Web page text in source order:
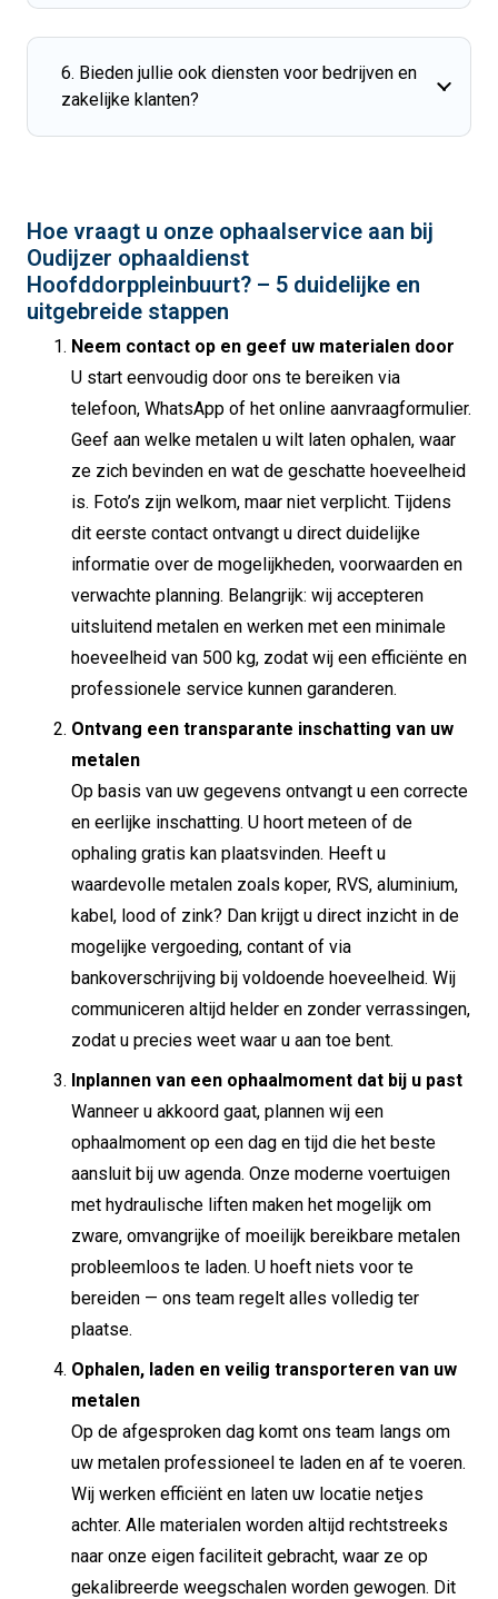
6. Bieden jullie ook diensten voor bedrijven en
zakelijke klanten?
Hoe vraagt u onze ophaalservice aan bij
Oudijzer ophaaldienst
Hoofddorppleinbuurt? – 5 duidelijke en
uitgebreide stappen
Neem contact op en geef uw materialen door
U start eenvoudig door ons te bereiken via
telefoon, WhatsApp of het online aanvraagformulier.
Geef aan welke metalen u wilt laten ophalen, waar
ze zich bevinden en wat de geschatte hoeveelheid
is. Foto’s zijn welkom, maar niet verplicht. Tijdens
dit eerste contact ontvangt u direct duidelijke
informatie over de mogelijkheden, voorwaarden en
verwachte planning. Belangrijk: wij accepteren
uitsluitend metalen en werken met een minimale
hoeveelheid van 500 kg, zodat wij een efficiënte en
professionele service kunnen garanderen.
Ontvang een transparante inschatting van uw
metalen
Op basis van uw gegevens ontvangt u een correcte
en eerlijke inschatting. U hoort meteen of de
ophaling gratis kan plaatsvinden. Heeft u
waardevolle metalen zoals koper, RVS, aluminium,
kabel, lood of zink? Dan krijgt u direct inzicht in de
mogelijke vergoeding, contant of via
bankoverschrijving bij voldoende hoeveelheid. Wij
communiceren altijd helder en zonder verrassingen,
zodat u precies weet waar u aan toe bent.
Inplannen van een ophaalmoment dat bij u past
Wanneer u akkoord gaat, plannen wij een
ophaalmoment op een dag en tijd die het beste
aansluit bij uw agenda. Onze moderne voertuigen
met hydraulische liften maken het mogelijk om
zware, omvangrijke of moeilijk bereikbare metalen
probleemloos te laden. U hoeft niets voor te
bereiden — ons team regelt alles volledig ter
plaatse.
Ophalen, laden en veilig transporteren van uw
metalen
Op de afgesproken dag komt ons team langs om
uw metalen professioneel te laden en af te voeren.
Wij werken efficiënt en laten uw locatie netjes
achter. Alle materialen worden altijd rechtstreeks
naar onze eigen faciliteit gebracht, waar ze op
gekalibreerde weegschalen worden gewogen. Dit